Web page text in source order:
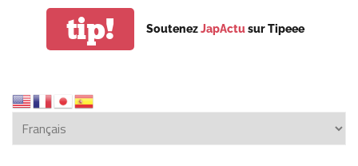
tip! SoutenezJapActusur Tipeee